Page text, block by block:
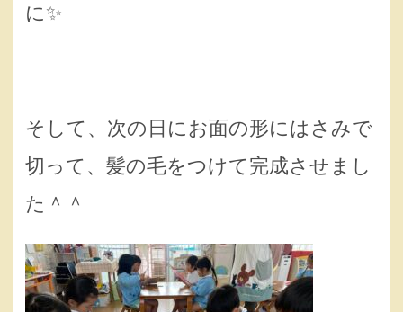
に✨️
そして、次の日にお面の形にはさみで
切って、髪の毛をつけて完成させまし
た＾＾